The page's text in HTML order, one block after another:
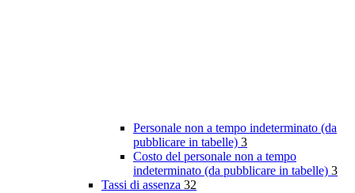
Personale non a tempo indeterminato (da
pubblicare in tabelle) 3
Costo del personale non a tempo
indeterminato (da pubblicare in tabelle) 3
Tassi di assenza 32